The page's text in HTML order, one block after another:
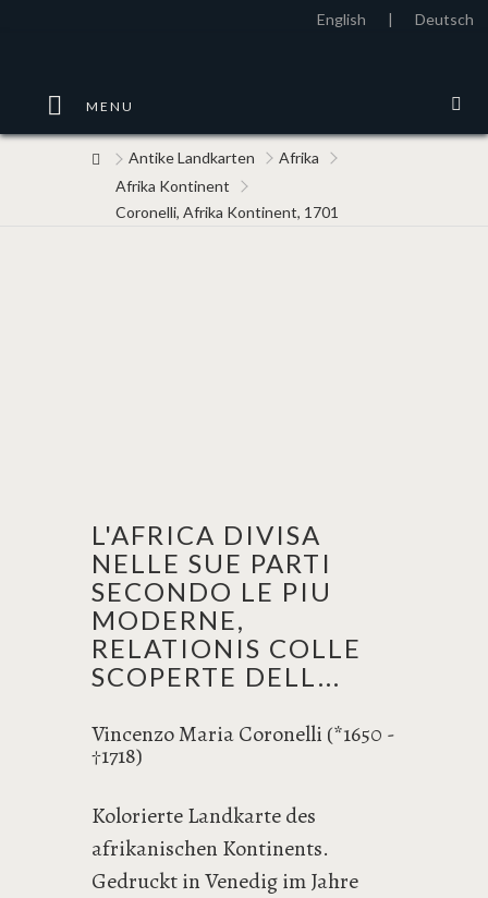
English | Deutsch
MENU
Antike Landkarten
Afrika
Afrika Kontinent
Coronelli, Afrika Kontinent, 1701
L'AFRICA DIVISA
NELLE SUE PARTI
SECONDO LE PIU
MODERNE,
RELATIONIS COLLE
SCOPERTE DELL...
Vincenzo Maria Coronelli (*1650 -
†1718)
Kolorierte Landkarte des
afrikanischen Kontinents.
Gedruckt in Venedig im Jahre